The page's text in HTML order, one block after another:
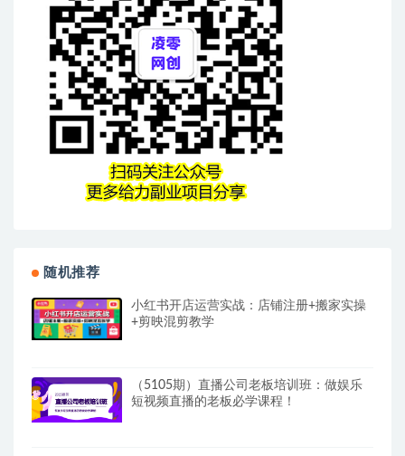
随机推荐
小红书开店运营实战：店铺注册+搬家实操
+剪映混剪教学
（5105期）直播公司老板培训班：做娱乐
短视频直播的老板必学课程！